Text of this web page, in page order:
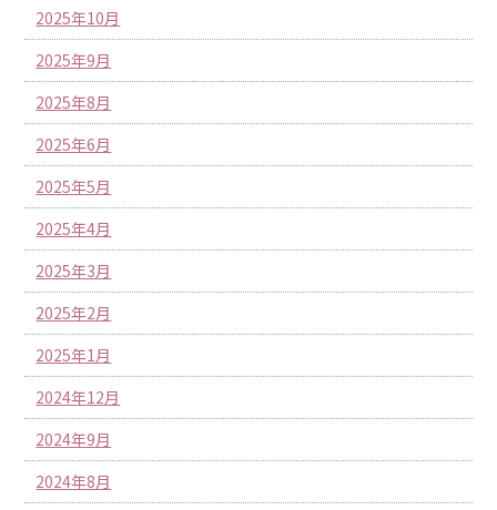
2025年10月
2025年9月
2025年8月
2025年6月
2025年5月
2025年4月
2025年3月
2025年2月
2025年1月
2024年12月
2024年9月
2024年8月